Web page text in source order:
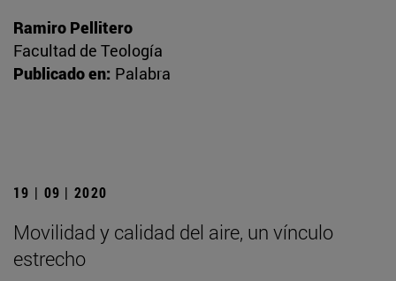
Ramiro Pellitero
Facultad de Teología
Publicado en: Palabra
19 | 09 | 2020
Movilidad y calidad del aire, un vínculo
estrecho